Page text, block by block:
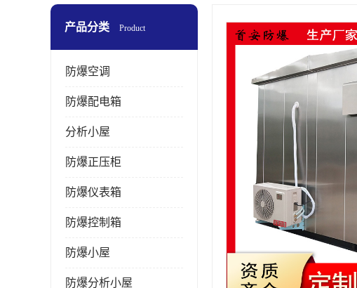
产品分类 Product
防爆空调
防爆配电箱
分析小屋
防爆正压柜
防爆仪表箱
防爆控制箱
防爆小屋
防爆分析小屋